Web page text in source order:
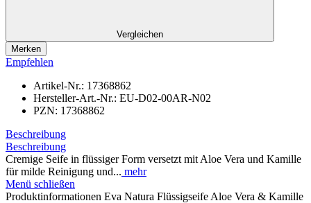
Vergleichen
Merken
Empfehlen
Artikel-Nr.: 17368862
Hersteller-Art.-Nr.: EU-D02-00AR-N02
PZN: 17368862
Beschreibung
Beschreibung
Cremige Seife in flüssiger Form versetzt mit Aloe Vera und Kamille
für milde Reinigung und... mehr
Menü schließen
Produktinformationen Eva Natura Flüssigseife Aloe Vera & Kamille